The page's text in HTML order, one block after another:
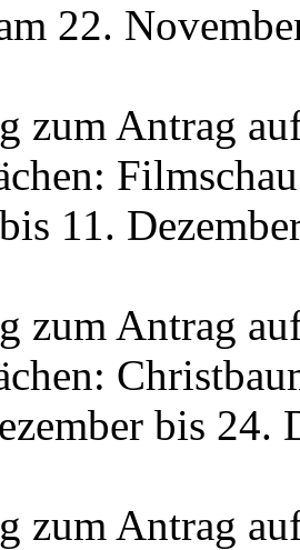
22.
zum Antrag
11.
zum Antrag
bis 24.
zum Antrag